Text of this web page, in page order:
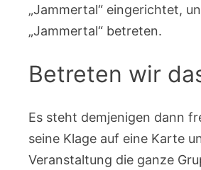
„Jammertal“ eingerichtet,
„Jammertal“ betreten.
Betreten wir
Es steht demjenigen dann
seine Klage auf eine Karte
Veranstaltung die ganze